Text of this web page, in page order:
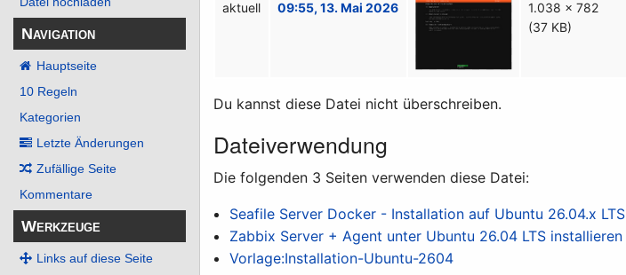
Navigation
Hauptseite
10 Regeln
Kategorien
Letzte Änderungen
Zufällige Seite
Kommentare
Werkzeuge
Links auf diese Seite
aktuell 09:55, 13. Mai 2026
1.038 × 782
(37 KB)
Du kannst diese Datei nicht überschreiben.
Dateiverwendung
Die folgenden 3 Seiten verwenden diese Datei:
Seafile Server Docker - Installation auf Ubuntu 26.04.x LTS
Zabbix Server + Agent unter Ubuntu 26.04 LTS installieren
Vorlage:Installation-Ubuntu-2604